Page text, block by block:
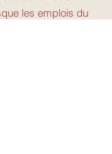
les emplois du